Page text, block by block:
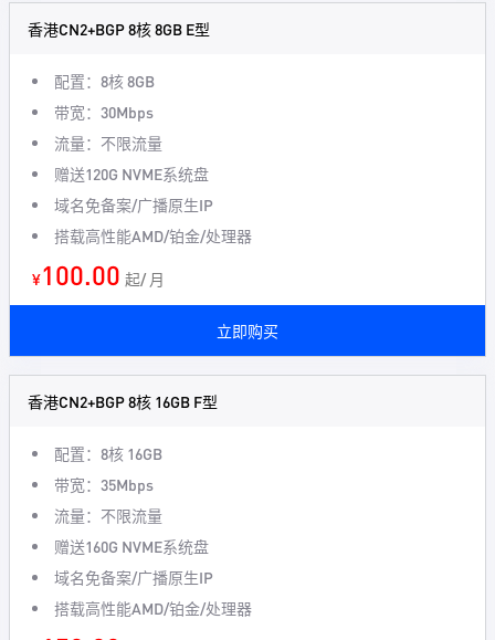
香港CN2+BGP 8核 8GB E型
配置：8核 8GB
带宽：30Mbps
流量：不限流量
赠送120G NVME系统盘
域名免备案/广播原生IP
搭载高性能AMD/铂金/处理器
¥100.00 起/ 月
立即购买
香港CN2+BGP 8核 16GB F型
配置：8核 16GB
带宽：35Mbps
流量：不限流量
赠送160G NVME系统盘
域名免备案/广播原生IP
搭载高性能AMD/铂金/处理器